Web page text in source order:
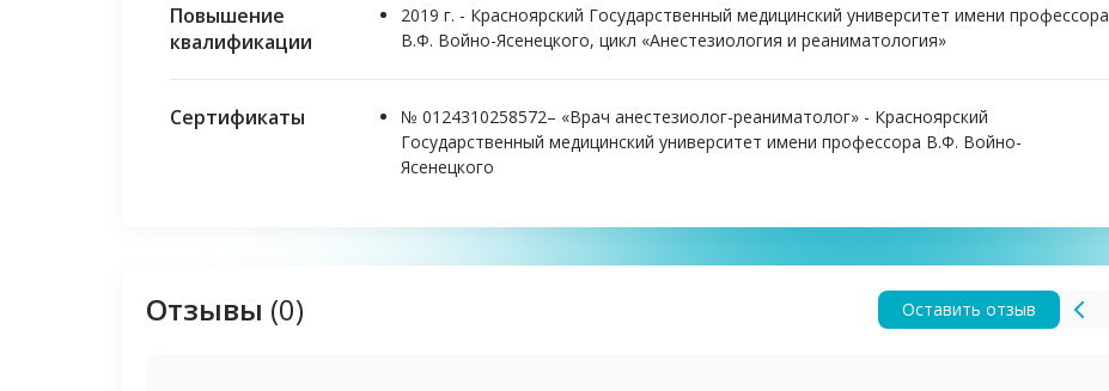
Повышение
квалификации
2019 г. - Красноярский Государственный медицинский университет имени профессора
В.Ф. Войно-Ясенецкого, цикл «Анестезиология и реаниматология»
Сертификаты
№ 0124310258572– «Врач анестезиолог-реаниматолог» - Красноярский
Государственный медицинский университет имени профессора В.Ф. Войно-
Ясенецкого
Отзывы (0) Оставить отзыв